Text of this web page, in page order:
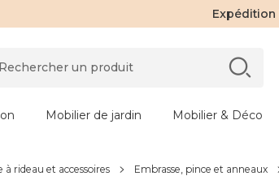
Expédition
Mobilier de jardin Mobilier & Déco
à rideau et accessoires Embrasse, pince et anneaux